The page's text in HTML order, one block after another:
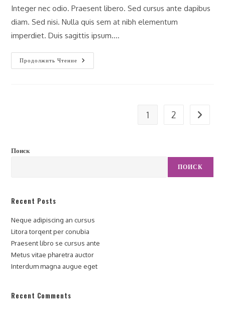
Integer nec odio. Praesent libero. Sed cursus ante dapibus
diam. Sed nisi. Nulla quis sem at nibh elementum
imperdiet. Duis sagittis ipsum.…
Продолжить Чтение
Praesent
Libro
1 2
Поиск
ПОИСК
Recent Posts
Neque adipiscing an cursus
Litora torqent per conubia
Praesent libro se cursus ante
Metus vitae pharetra auctor
Interdum magna augue eget
Recent Comments